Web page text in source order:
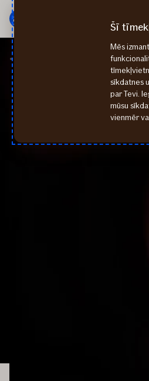
Galvenā
izvēlne
Pāriet
saturu
Šī
Mēs
sīkdatnes
par Tevi.
mūsu
vienmēr